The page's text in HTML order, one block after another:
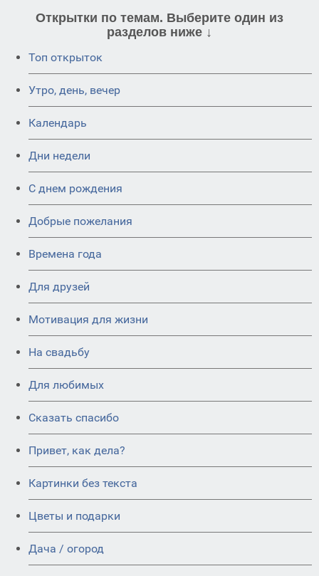
Открытки по темам. Выберите один из
разделов ниже ↓
Топ открыток
Утро, день, вечер
Календарь
Дни недели
C днем рождения
Добрые пожелания
Времена года
Для друзей
Мотивация для жизни
На свадьбу
Для любимых
Сказать спасибо
Привет, как дела?
Картинки без текста
Цветы и подарки
Дача / огород